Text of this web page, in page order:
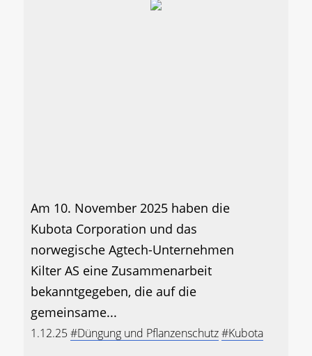
Am 10. November 2025 haben die
Kubota Corporation und das
norwegische Agtech-Unternehmen
Kilter AS eine Zusammenarbeit
bekanntgegeben, die auf die
gemeinsame...
1.12.25#Düngung und Pflanzenschutz#Kubota